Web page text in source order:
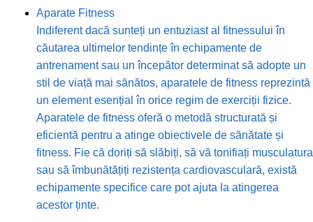
Aparate Fitness
Indiferent dacă sunteți un entuziast al fitnessului în
căutarea ultimelor tendințe în echipamente de
antrenament sau un începător determinat să adopte un
stil de viață mai sănătos, aparatele de fitness reprezintă
un element esențial în orice regim de exerciții fizice.
Aparatele de fitness oferă o metodă structurată și
eficientă pentru a atinge obiectivele de sănătate și
fitness. Fie că doriți să slăbiți, să vă tonifiați musculatura
sau să îmbunătățiți rezistența cardiovasculară, există
echipamente specifice care pot ajuta la atingerea
acestor ținte.